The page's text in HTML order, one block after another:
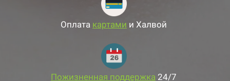
Оплата картами и Халвой
Пожизненная поддержка 24/7